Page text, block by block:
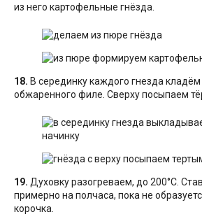
из него картофельные гнёзда.
18. В серединку каждого гнезда кладём
обжаренного филе. Сверху посыпаем
19. Духовку разогреваем, до 200°С.
примерно на полчаса, пока не
корочка.